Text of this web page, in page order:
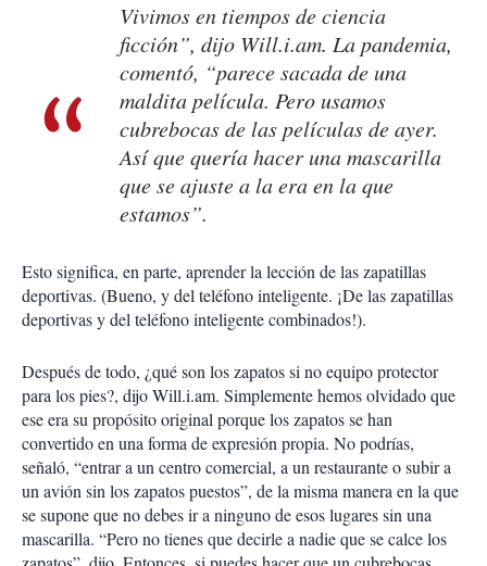
Vivimos en tiempos de ciencia
ficción”, dijo Will.i.am. La pandemia,
comentó, “parece sacada de una
maldita película. Pero usamos
cubrebocas de las películas de ayer.
Así que quería hacer una mascarilla
que se ajuste a la era en la que
estamos”.
Esto significa, en parte, aprender la lección de las zapatillas
deportivas. (Bueno, y del teléfono inteligente. ¡De las zapatillas
deportivas y del teléfono inteligente combinados!).
Después de todo, ¿qué son los zapatos si no equipo protector
para los pies?, dijo Will.i.am. Simplemente hemos olvidado que
ese era su propósito original porque los zapatos se han
convertido en una forma de expresión propia. No podrías,
señaló, “entrar a un centro comercial, a un restaurante o subir a
un avión sin los zapatos puestos”, de la misma manera en la que
se supone que no debes ir a ninguno de esos lugares sin una
mascarilla. “Pero no tienes que decirle a nadie que se calce los